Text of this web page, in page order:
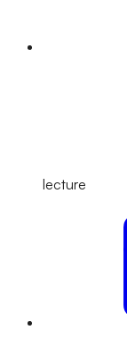
lecture